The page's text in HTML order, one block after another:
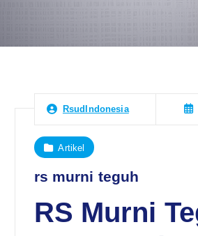
RsudIndonesia
Artikel
rs murni teguh
RS Murni